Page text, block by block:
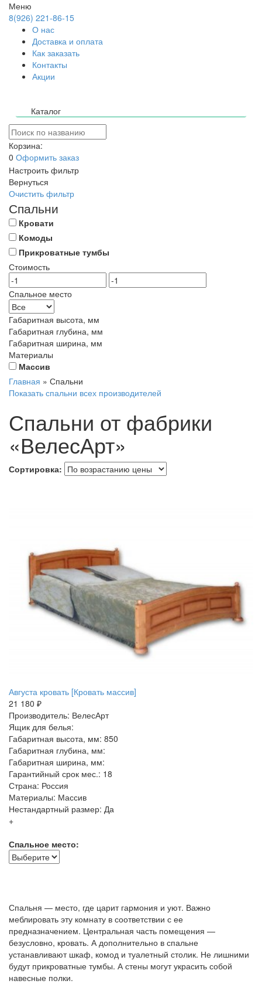
Меню
8(926) 221-86-15
О нас
Доставка и оплата
Как заказать
Контакты
Акции
Каталог
Корзина:
0 Оформить заказ
Настроить фильтр
Вернуться
Очистить фильтр
Спальни
Кровати
Комоды
Прикроватные тумбы
Стоимость
Спальное место
Габаритная высота, мм
Габаритная глубина, мм
Габаритная ширина, мм
Материалы
Массив
Главная » Спальни
Показать спальни всех производителей
Спальни от фабрики
«ВелесАрт»
Сортировка:
Августа кровать [Кровать массив]
21 180 ₽
Производитель: ВелесАрт
Ящик для белья:
Габаритная высота, мм: 850
Габаритная глубина, мм:
Габаритная ширина, мм:
Гарантийный срок мес.: 18
Страна: Россия
Материалы: Массив
Нестандартный размер: Да
+
Спальное место:
Спальня — место, где царит гармония и уют. Важно
меблировать эту комнату в соответствии с ее
предназначением. Центральная часть помещения —
безусловно, кровать. А дополнительно в спальне
устанавливают шкаф, комод и туалетный столик. Не лишними
будут прикроватные тумбы. А стены могут украсить собой
навесные полки.